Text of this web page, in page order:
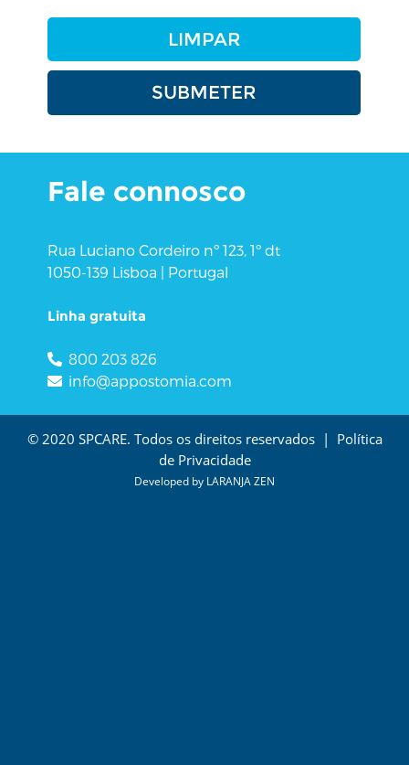
Fale connosco
Rua Luciano Cordeiro nº 123, 1º dt
1050-139 Lisboa | Portugal
Linha gratuita
800 203 826
info@appostomia.com
© 2020 SPCARE. Todos os direitos reservados | Política
de Privacidade
Developed by LARANJA ZEN